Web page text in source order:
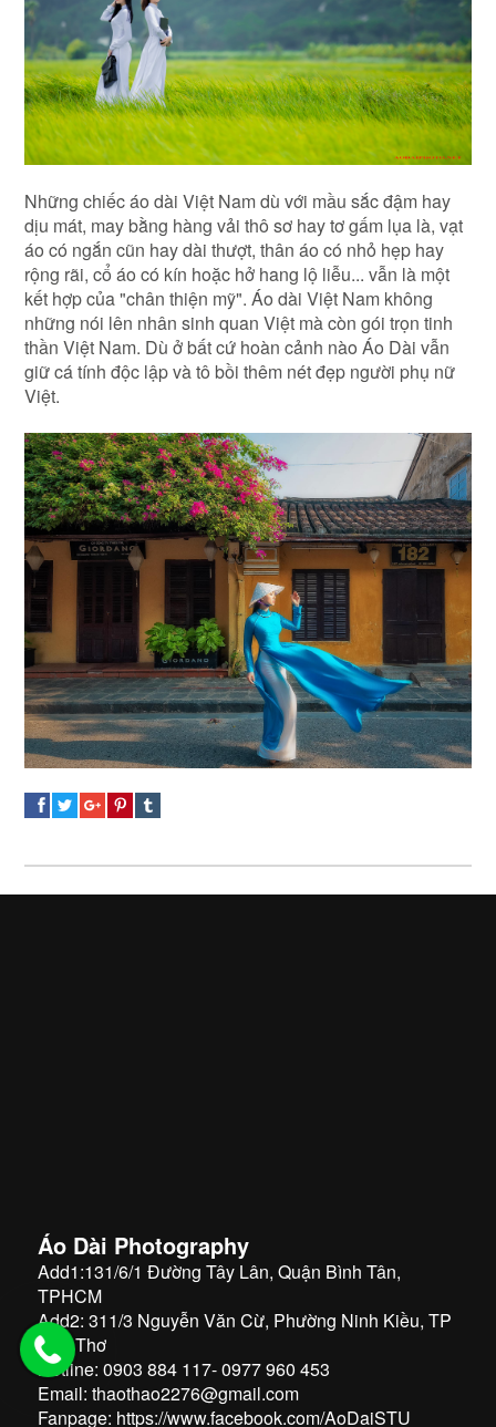
Những chiếc áo dài Việt Nam dù với mầu sắc đậm hay
dịu mát, may bằng hàng vải thô sơ hay tơ gấm lụa là, vạt
áo có ngắn cũn hay dài thượt, thân áo có nhỏ hẹp hay
rộng rãi, cổ áo có kín hoặc hở hang lộ liễu... vẫn là một
kết hợp của "chân thiện mỹ". Áo dài Việt Nam không
những nói lên nhân sinh quan Việt mà còn gói trọn tinh
thần Việt Nam. Dù ở bất cứ hoàn cảnh nào Áo Dài vẫn
giữ cá tính độc lập và tô bồi thêm nét đẹp người phụ nữ
Việt.
Áo Dài Photography
Add1:131/6/1 Đường Tây Lân, Quận Bình Tân,
TPHCM
Add2: 311/3 Nguyễn Văn Cừ, Phường Ninh Kiều, TP
Cần Thơ
Hotline: 0903 884 117- 0977 960 453
Email: thaothao2276@gmail.com
Fanpage: https://www.facebook.com/AoDaiSTU